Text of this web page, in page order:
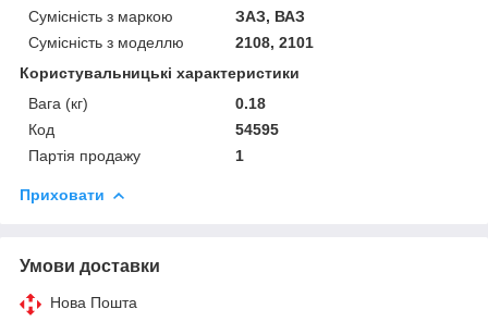
Сумісність з маркою
ЗАЗ, ВАЗ
Сумісність з моделлю
2108, 2101
Користувальницькі характеристики
Вага (кг)
0.18
Код
54595
Партія продажу
1
Приховати
Умови доставки
Нова Пошта